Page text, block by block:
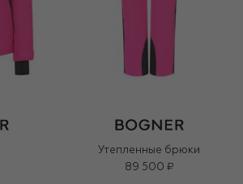
Утепленные брюки
89 500 ₽